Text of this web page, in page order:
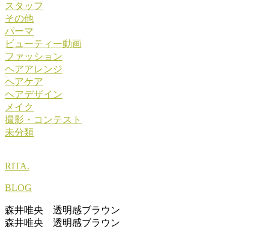
スタッフ
その他
パーマ
ビューティー動画
ファッション
ヘアアレンジ
ヘアケア
ヘアデザイン
メイク
撮影・コンテスト
未分類
RITA.
BLOG
森井唯央 透明感ブラウン
森井唯央 透明感ブラウン